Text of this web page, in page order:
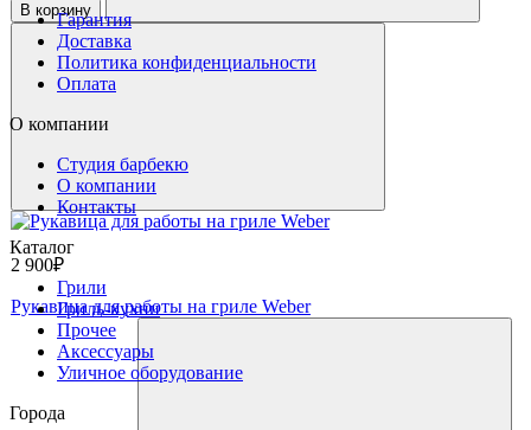
В корзину
2 900₽
Рукавица для работы на гриле Weber
Гарантия
Доставка
Политика конфиденциальности
Оплата
О компании
Студия барбекю
О компании
Контакты
Каталог
Грили
Гриль-кухни
Прочее
Аксессуары
Уличное оборудование
Города